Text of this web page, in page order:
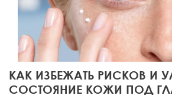
КАК ИЗБЕЖАТЬ РИСКОВ И
СОСТОЯНИЕ КОЖИ ПОД